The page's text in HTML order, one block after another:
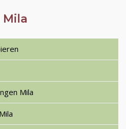
Mila